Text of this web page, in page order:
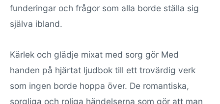
funderingar och frågor som alla borde ställa sig
själva ibland.
Kärlek och glädje mixat med sorg gör Med
handen på hjärtat ljudbok till ett trovärdig verk
som ingen borde hoppa över. De romantiska,
sorgliga och roliga händelserna som gör att man